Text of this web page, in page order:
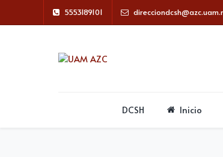
5553189101
DCSH Inicio